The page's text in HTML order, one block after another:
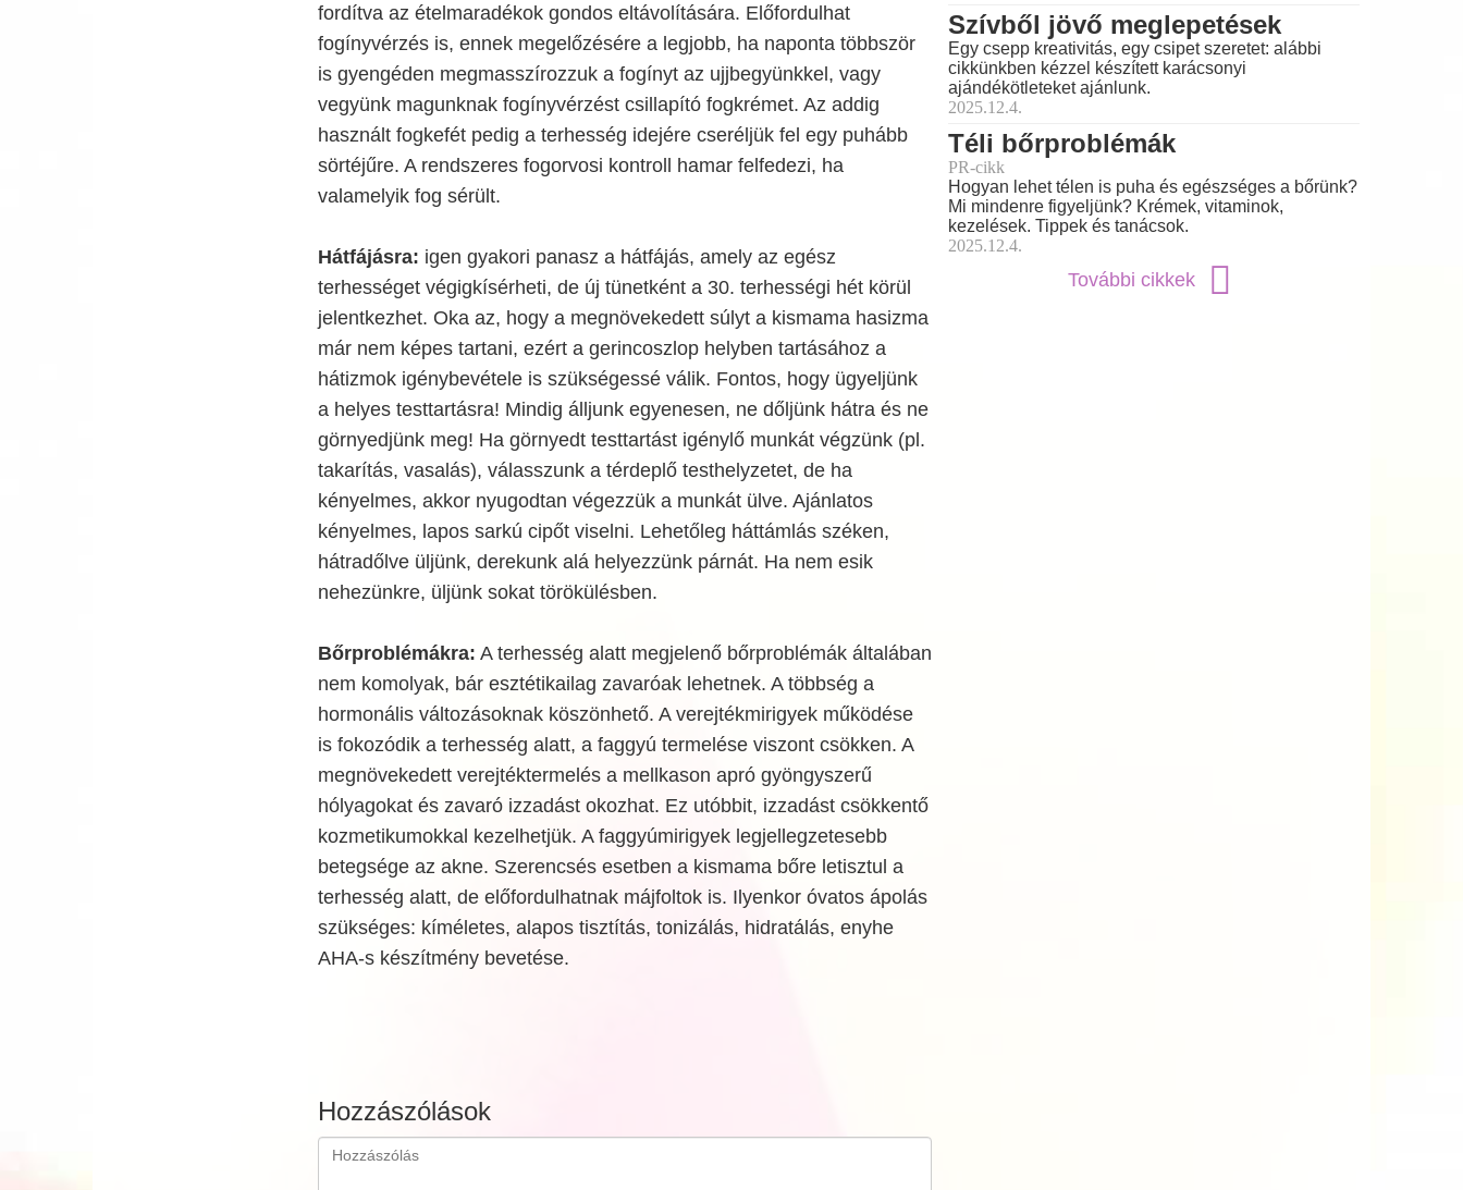
fordítva az ételmaradékok gondos eltávolítására. Előfordulhat
fogínyvérzés is, ennek megelőzésére a legjobb, ha naponta többször
is gyengéden megmasszírozzuk a fogínyt az ujjbegyünkkel, vagy
vegyünk magunknak fogínyvérzést csillapító fogkrémet. Az addig
használt fogkefét pedig a terhesség idejére cseréljük fel egy puhább
sörtéjűre. A rendszeres fogorvosi kontroll hamar felfedezi, ha
valamelyik fog sérült.
Hátfájásra: igen gyakori panasz a hátfájás, amely az egész
terhességet végigkísérheti, de új tünetként a 30. terhességi hét körül
jelentkezhet. Oka az, hogy a megnövekedett súlyt a kismama hasizma
már nem képes tartani, ezért a gerincoszlop helyben tartásához a
hátizmok igénybevétele is szükségessé válik. Fontos, hogy ügyeljünk
a helyes testtartásra! Mindig álljunk egyenesen, ne dőljünk hátra és ne
görnyedjünk meg! Ha görnyedt testtartást igénylő munkát végzünk (pl.
takarítás, vasalás), válasszunk a térdeplő testhelyzetet, de ha
kényelmes, akkor nyugodtan végezzük a munkát ülve. Ajánlatos
kényelmes, lapos sarkú cipőt viselni. Lehetőleg háttámlás széken,
hátradőlve üljünk, derekunk alá helyezzünk párnát. Ha nem esik
nehezünkre, üljünk sokat törökülésben.
Bőrproblémákra: A terhesség alatt megjelenő bőrproblémák általában
nem komolyak, bár esztétikailag zavaróak lehetnek. A többség a
hormonális változásoknak köszönhető. A verejtékmirigyek működése
is fokozódik a terhesség alatt, a faggyú termelése viszont csökken. A
megnövekedett verejtéktermelés a mellkason apró gyöngyszerű
hólyagokat és zavaró izzadást okozhat. Ez utóbbit, izzadást csökkentő
kozmetikumokkal kezelhetjük. A faggyúmirigyek legjellegzetesebb
betegsége az akne. Szerencsés esetben a kismama bőre letisztul a
terhesség alatt, de előfordulhatnak májfoltok is. Ilyenkor óvatos ápolás
szükséges: kíméletes, alapos tisztítás, tonizálás, hidratálás, enyhe
AHA-s készítmény bevetése.
Hozzászólások
Szívből jövő meglepetések
Egy csepp kreativitás, egy csipet szeretet: alábbi
cikkünkben kézzel készített karácsonyi
ajándékötleteket ajánlunk.
2025.12.4.
Téli bőrproblémák
PR-cikk
Hogyan lehet télen is puha és egészséges a bőrünk?
Mi mindenre figyeljünk? Krémek, vitaminok,
kezelések. Tippek és tanácsok.
2025.12.4.
További cikkek